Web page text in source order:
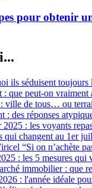
pour obtenir
ils séduisent toujours
: que peut-on vraiment
ville de tous… ou
: des réponses
: les voyants
qui changent au 1er
“Si on n’achète
: les 5 mesures qui
immobilier : que
: l'année idéale